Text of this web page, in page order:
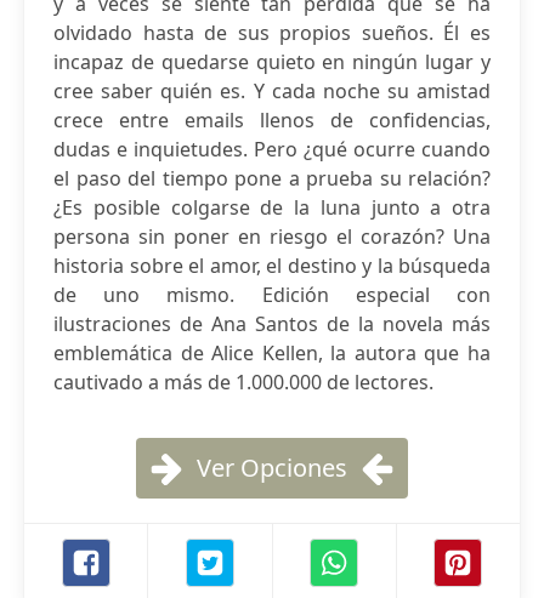
olvidado hasta de sus propios sueños. Él es
incapaz de quedarse quieto en ningún lugar y
cree saber quién es. Y cada noche su amistad
crece entre emails llenos de confidencias,
dudas e inquietudes. Pero ¿qué ocurre cuando
el paso del tiempo pone a prueba su relación?
¿Es posible colgarse de la luna junto a otra
persona sin poner en riesgo el corazón? Una
historia sobre el amor, el destino y la búsqueda
de uno mismo. Edición especial con
ilustraciones de Ana Santos de la novela más
emblemática de Alice Kellen, la autora que ha
cautivado a más de 1.000.000 de lectores.
Ver Opciones